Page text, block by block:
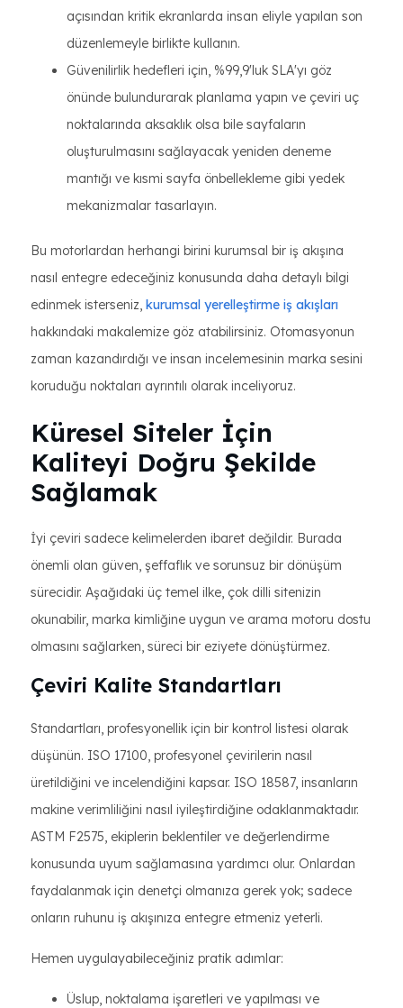
açısından kritik ekranlarda insan eliyle yapılan son
düzenlemeyle birlikte kullanın.
Güvenilirlik hedefleri için, %99,9'luk SLA'yı göz
önünde bulundurarak planlama yapın ve çeviri uç
noktalarında aksaklık olsa bile sayfaların
oluşturulmasını sağlayacak yeniden deneme
mantığı ve kısmi sayfa önbellekleme gibi yedek
mekanizmalar tasarlayın.
Bu motorlardan herhangi birini kurumsal bir iş akışına
nasıl entegre edeceğiniz konusunda daha detaylı bilgi
edinmek isterseniz, kurumsal yerelleştirme iş akışları
hakkındaki makalemize göz atabilirsiniz. Otomasyonun
zaman kazandırdığı ve insan incelemesinin marka sesini
koruduğu noktaları ayrıntılı olarak inceliyoruz.
Küresel Siteler İçin
Kaliteyi Doğru Şekilde
Sağlamak
İyi çeviri sadece kelimelerden ibaret değildir. Burada
önemli olan güven, şeffaflık ve sorunsuz bir dönüşüm
sürecidir. Aşağıdaki üç temel ilke, çok dilli sitenizin
okunabilir, marka kimliğine uygun ve arama motoru dostu
olmasını sağlarken, süreci bir eziyete dönüştürmez.
Çeviri Kalite Standartları
Standartları, profesyonellik için bir kontrol listesi olarak
düşünün. ISO 17100, profesyonel çevirilerin nasıl
üretildiğini ve incelendiğini kapsar. ISO 18587, insanların
makine verimliliğini nasıl iyileştirdiğine odaklanmaktadır.
ASTM F2575, ekiplerin beklentiler ve değerlendirme
konusunda uyum sağlamasına yardımcı olur. Onlardan
faydalanmak için denetçi olmanıza gerek yok; sadece
onların ruhunu iş akışınıza entegre etmeniz yeterli.
Hemen uygulayabileceğiniz pratik adımlar:
Üslup, noktalama işaretleri ve yapılması ve